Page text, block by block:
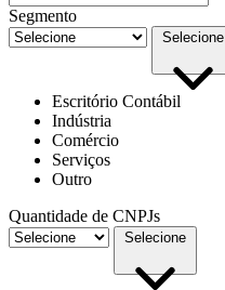
Segmento
Selecione
Escritório Contábil
Indústria
Comércio
Serviços
Outro
Quantidade de CNPJs
Selecione